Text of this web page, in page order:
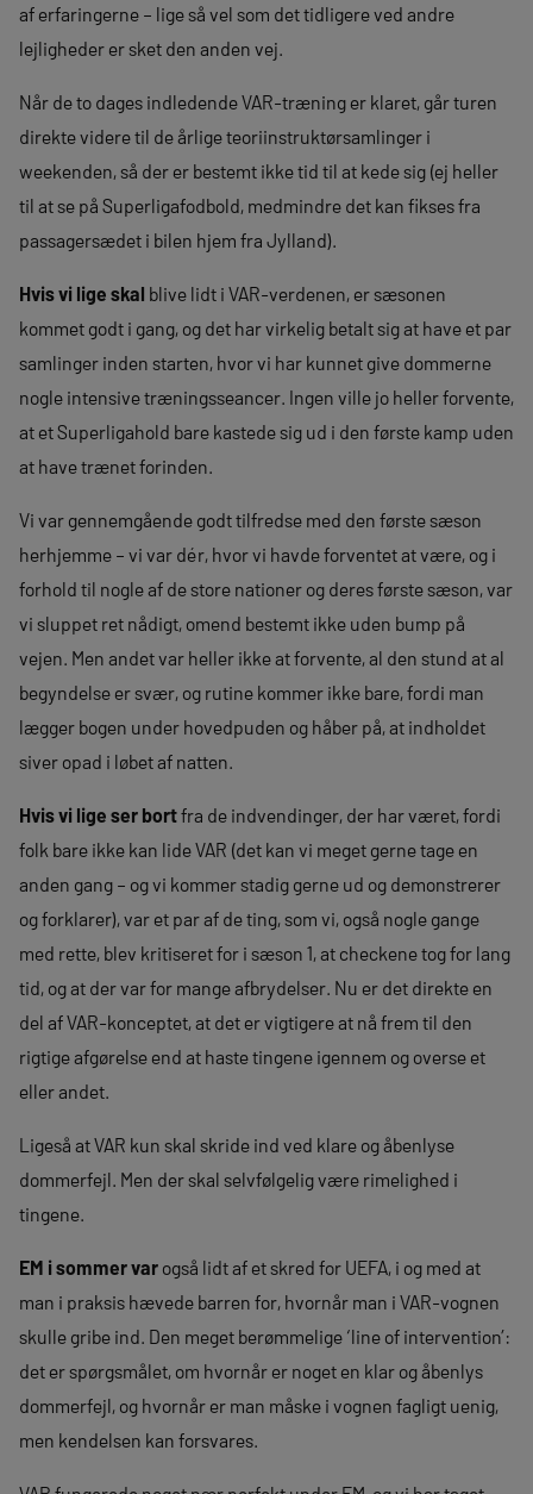
af erfaringerne – lige så vel som det tidligere ved andre
lejligheder er sket den anden vej.
Når de to dages indledende VAR-træning er klaret, går turen
direkte videre til de årlige teoriinstruktørsamlinger i
weekenden, så der er bestemt ikke tid til at kede sig (ej heller
til at se på Superligafodbold, medmindre det kan fikses fra
passagersædet i bilen hjem fra Jylland).
Hvis vi lige skal blive lidt i VAR-verdenen, er sæsonen
kommet godt i gang, og det har virkelig betalt sig at have et par
samlinger inden starten, hvor vi har kunnet give dommerne
nogle intensive træningsseancer. Ingen ville jo heller forvente,
at et Superligahold bare kastede sig ud i den første kamp uden
at have trænet forinden.
Vi var gennemgående godt tilfredse med den første sæson
herhjemme – vi var dér, hvor vi havde forventet at være, og i
forhold til nogle af de store nationer og deres første sæson, var
vi sluppet ret nådigt, omend bestemt ikke uden bump på
vejen. Men andet var heller ikke at forvente, al den stund at al
begyndelse er svær, og rutine kommer ikke bare, fordi man
lægger bogen under hovedpuden og håber på, at indholdet
siver opad i løbet af natten.
Hvis vi lige ser bortfra de indvendinger, der har været, fordi
folk bare ikke kan lide VAR (det kan vi meget gerne tage en
anden gang – og vi kommer stadig gerne ud og demonstrerer
og forklarer), var et par af de ting, som vi, også nogle gange
med rette, blev kritiseret for i sæson 1, at checkene tog for lang
tid, og at der var for mange afbrydelser. Nu er det direkte en
del af VAR-konceptet, at det er vigtigere at nå frem til den
rigtige afgørelse end at haste tingene igennem og overse et
eller andet.
Ligeså at VAR kun skal skride ind ved klare og åbenlyse
dommerfejl. Men der skal selvfølgelig være rimelighed i
tingene.
EM i sommer var også lidt af et skred for UEFA, i og med at
man i praksis hævede barren for, hvornår man i VAR-vognen
skulle gribe ind. Den meget berømmelige ‘line of intervention’:
det er spørgsmålet, om hvornår er noget en klar og åbenlys
dommerfejl, og hvornår er man måske i vognen fagligt uenig,
men kendelsen kan forsvares.